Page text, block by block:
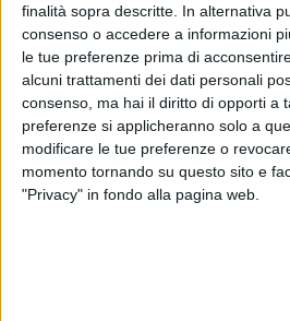
finalità sopra descritte. In alternativa
consenso o accedere a informazioni
le tue preferenze prima di
alcuni trattamenti dei dati personali
consenso, ma hai il diritto di opporti a
preferenze si applicheranno solo a
modificare le tue preferenze o
momento tornando su questo sito e
"Privacy" in fondo alla pagina web.
RICERCHE & STUDI
13 NOVEMBRE 2024